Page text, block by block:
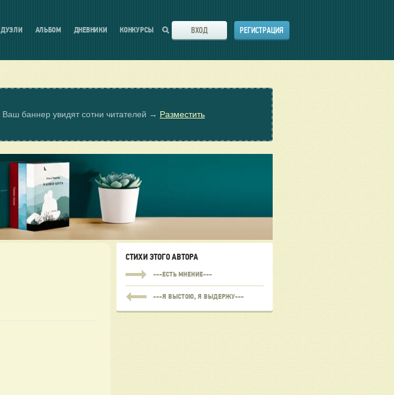
ДУЭЛИ АЛЬБОМ ДНЕВНИКИ КОНКУРСЫ ВХОД РЕГИСТРАЦИЯ
Ваш баннер увидят сотни читателей → Разместить
СТИХИ ЭТОГО АВТОРА
---ЕСТЬ МНЕНИЕ---
---Я ВЫСТОЮ, Я ВЫДЕРЖУ---